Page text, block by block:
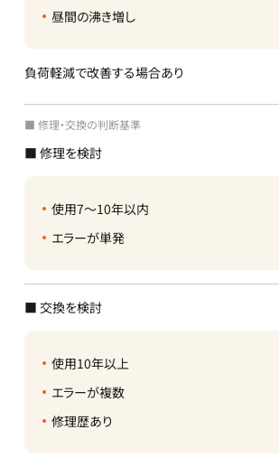
昼間の沸き増し
負荷軽減で改善する場合あり
■ 修理・交換の判断基準
■ 修理を検討
使用7〜10年以内
エラーが単発
■ 交換を検討
使用10年以上
エラーが複数
修理歴あり